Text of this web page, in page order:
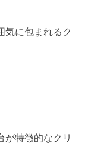
気に包まれるク
特徴的なクリ